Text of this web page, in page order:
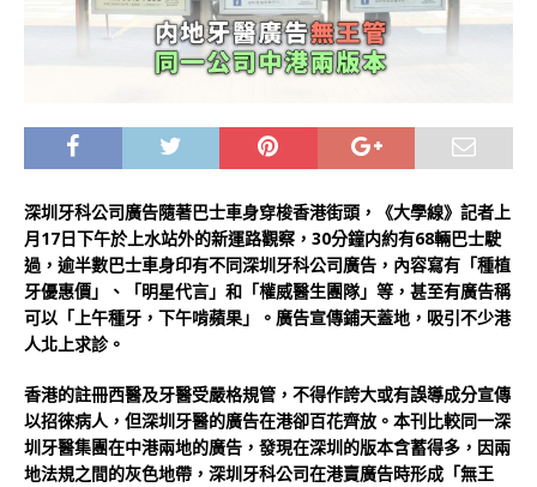
深圳牙科公司廣告隨著巴士車身穿梭香港街頭，《大學線》記者上
月17日下午於上水站外的新運路觀察，30分鐘内約有68輛巴士駛
過，逾半數巴士車身印有不同深圳牙科公司廣告，內容寫有「種植
牙優惠價」、「明星代言」和「權威醫生團隊」等，甚至有廣告稱
可以「上午種牙，下午啃蘋果」。廣告宣傳鋪天蓋地，吸引不少港
人北上求診。
香港的註冊西醫及牙醫受嚴格規管，不得作誇大或有誤導成分宣傳
以招徠病人，但深圳牙醫的廣告在港卻百花齊放。本刊比較同一深
圳牙醫集團在中港兩地的廣告，發現在深圳的版本含蓄得多，因兩
地法規之間的灰色地帶，深圳牙科公司在港賣廣告時形成「無王